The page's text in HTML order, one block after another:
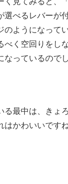
選べるレバーが
のようになって
べく空回りをし
っているのでし
る最中は、きょ
はかわいいです